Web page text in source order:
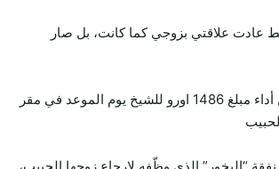
عادت علاقتي بزوجي كما كانت، بل صار
لم تنزعج خديجة من أداء مبلغ 1486 اورو للشيخ يوم الموعد في مقر